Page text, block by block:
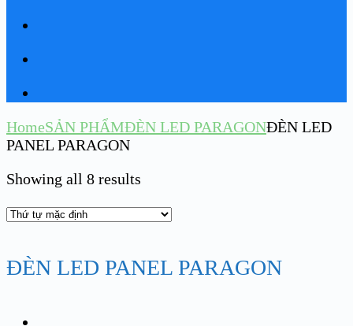
HomeSẢN PHẨMĐÈN LED PARAGONĐÈN LED
PANEL PARAGON
Showing all 8 results
ĐÈN LED PANEL PARAGON